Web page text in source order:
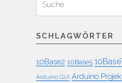
für:
SCHLAGWÖRTER
10Base2 10Base5
Arduino GUI Arduino